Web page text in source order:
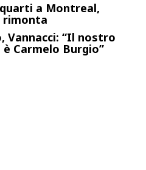
a Montreal,
rimonta
Vannacci: “Il nostro
Carmelo Burgio”